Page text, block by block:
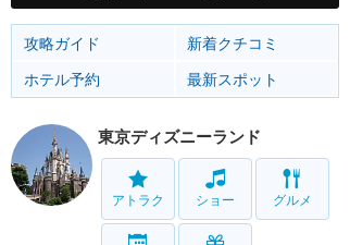
攻略ガイド
新着クチコミ
ホテル予約
最新スポット
東京ディズニーランド
アトラク ショー グルメ